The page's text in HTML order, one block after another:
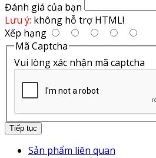
Đánh giá của bạn
Lưu ý: không hỗ trợ HTML!
Xếp hạng
Mã Captcha
Vui lòng xác nhận mã captcha
Tiếp tục
Sản phẩm liên quan